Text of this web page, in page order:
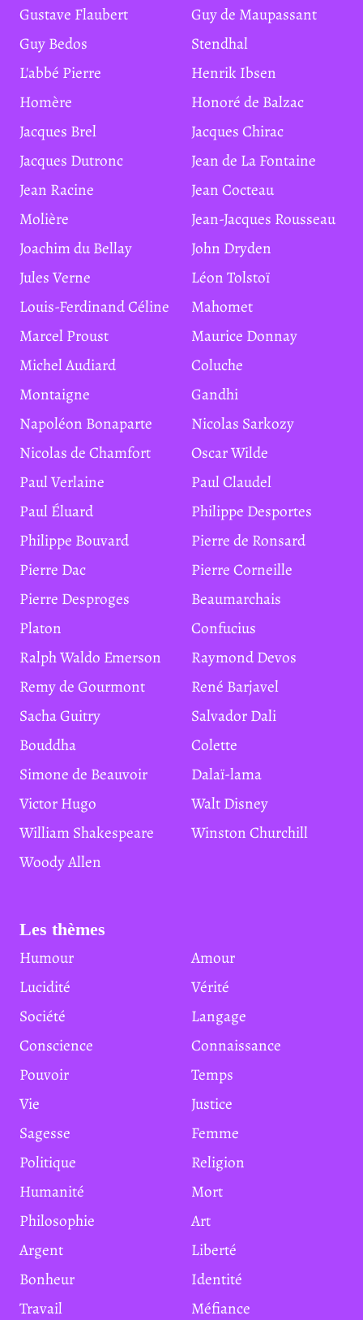
Gustave Flaubert
Guy de Maupassant
Guy Bedos
Stendhal
L'abbé Pierre
Henrik Ibsen
Homère
Honoré de Balzac
Jacques Brel
Jacques Chirac
Jacques Dutronc
Jean de La Fontaine
Jean Racine
Jean Cocteau
Molière
Jean-Jacques Rousseau
Joachim du Bellay
John Dryden
Jules Verne
Léon Tolstoï
Louis-Ferdinand Céline
Mahomet
Marcel Proust
Maurice Donnay
Michel Audiard
Coluche
Montaigne
Gandhi
Napoléon Bonaparte
Nicolas Sarkozy
Nicolas de Chamfort
Oscar Wilde
Paul Verlaine
Paul Claudel
Paul Éluard
Philippe Desportes
Philippe Bouvard
Pierre de Ronsard
Pierre Dac
Pierre Corneille
Pierre Desproges
Beaumarchais
Platon
Confucius
Ralph Waldo Emerson
Raymond Devos
Remy de Gourmont
René Barjavel
Sacha Guitry
Salvador Dali
Bouddha
Colette
Simone de Beauvoir
Dalaï-lama
Victor Hugo
Walt Disney
William Shakespeare
Winston Churchill
Woody Allen
Les thèmes
Humour
Amour
Lucidité
Vérité
Société
Langage
Conscience
Connaissance
Pouvoir
Temps
Vie
Justice
Sagesse
Femme
Politique
Religion
Humanité
Mort
Philosophie
Art
Argent
Liberté
Bonheur
Identité
Travail
Méfiance